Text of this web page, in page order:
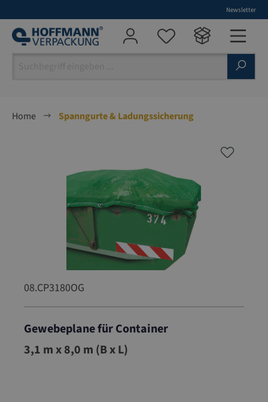
Newsletter
Home
Spanngurte & Ladungssicherung
08.CP3180OG
Gewebeplane für Container
08.CP3180OG
3,1 m x 8,0 m (B x L)